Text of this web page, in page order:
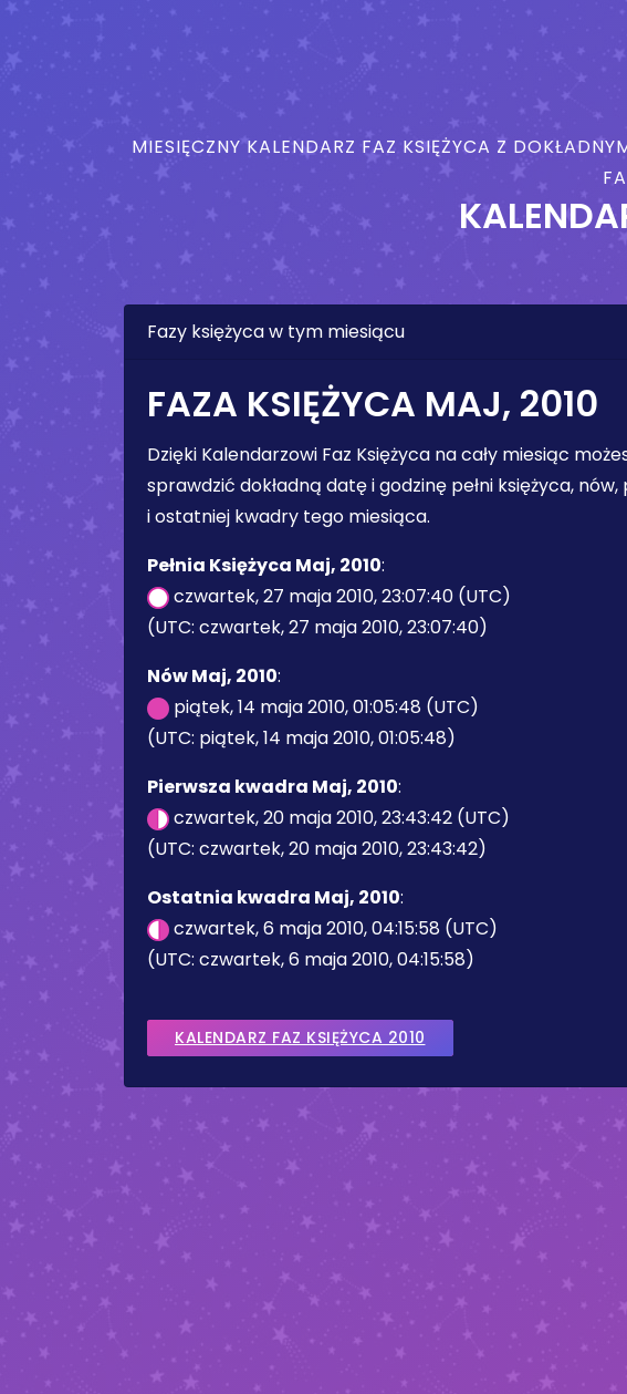
MIESIĘCZNY KALENDARZ FAZ KSIĘŻYCA Z
Fazy księżyca w tym miesiącu
FAZA KSIĘŻYCA MAJ, 2010
Dzięki Kalendarzowi Faz Księżyca na cały miesiąc
sprawdzić dokładną datę i godzinę pełni księżyca, nów,
i ostatniej kwadry tego miesiąca.
Pełnia Księżyca Maj, 2010:
czwartek, 27 maja 2010, 23:07:40 (UTC)
(UTC: czwartek, 27 maja 2010, 23:07:40)
Nów Maj, 2010:
piątek, 14 maja 2010, 01:05:48 (UTC)
(UTC: piątek, 14 maja 2010, 01:05:48)
Pierwsza kwadra Maj, 2010:
czwartek, 20 maja 2010, 23:43:42 (UTC)
(UTC: czwartek, 20 maja 2010, 23:43:42)
Ostatnia kwadra Maj, 2010:
czwartek, 6 maja 2010, 04:15:58 (UTC)
(UTC: czwartek, 6 maja 2010, 04:15:58)
KALENDARZ FAZ KSIĘŻYCA 2010